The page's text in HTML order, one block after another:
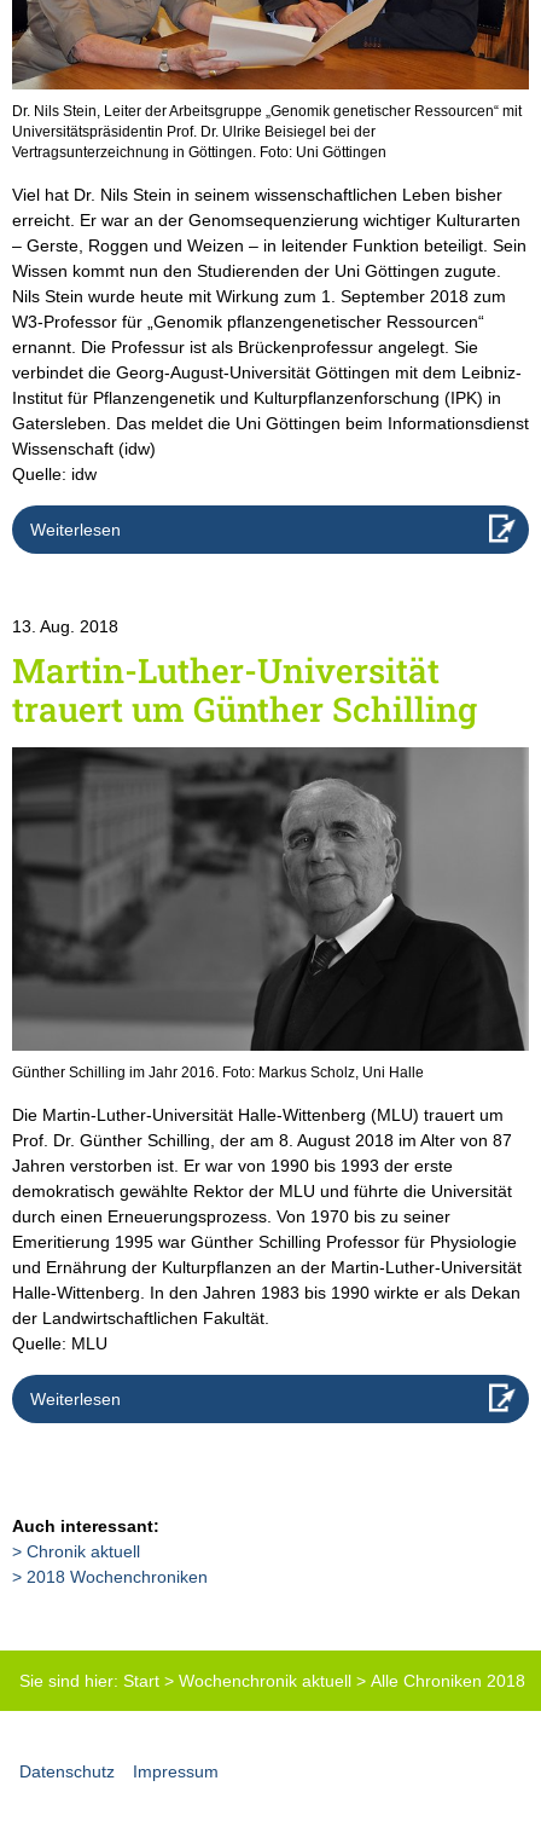
Dr. Nils Stein, Leiter der Arbeitsgruppe „Genomik genetischer Ressourcen“ mit
Universitätspräsidentin Prof. Dr. Ulrike Beisiegel bei der
Vertragsunterzeichnung in Göttingen. Foto: Uni Göttingen
Viel hat Dr. Nils Stein in seinem wissenschaftlichen Leben bisher
erreicht. Er war an der Genomsequenzierung wichtiger Kulturarten
– Gerste, Roggen und Weizen – in leitender Funktion beteiligt. Sein
Wissen kommt nun den Studierenden der Uni Göttingen zugute.
Nils Stein wurde heute mit Wirkung zum 1. September 2018 zum
W3-Professor für „Genomik pflanzengenetischer Ressourcen“
ernannt. Die Professur ist als Brückenprofessur angelegt. Sie
verbindet die Georg-August-Universität Göttingen mit dem Leibniz-
Institut für Pflanzengenetik und Kulturpflanzenforschung (IPK) in
Gatersleben. Das meldet die Uni Göttingen beim Informationsdienst
Wissenschaft (idw)
Quelle: idw
Weiterlesen
13. Aug. 2018
Martin-Luther-Universität
trauert um Günther Schilling
Günther Schilling im Jahr 2016. Foto: Markus Scholz, Uni Halle
Die Martin-Luther-Universität Halle-Wittenberg (MLU) trauert um
Prof. Dr. Günther Schilling, der am 8. August 2018 im Alter von 87
Jahren verstorben ist. Er war von 1990 bis 1993 der erste
demokratisch gewählte Rektor der MLU und führte die Universität
durch einen Erneuerungsprozess. Von 1970 bis zu seiner
Emeritierung 1995 war Günther Schilling Professor für Physiologie
und Ernährung der Kulturpflanzen an der Martin-Luther-Universität
Halle-Wittenberg. In den Jahren 1983 bis 1990 wirkte er als Dekan
der Landwirtschaftlichen Fakultät.
Quelle: MLU
Weiterlesen
Auch interessant:
Chronik aktuell
2018 Wochenchroniken
Sie sind hier: Start > Wochenchronik aktuell > Alle Chroniken 2018
Datenschutz
Impressum